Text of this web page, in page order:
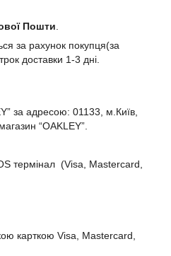
Пошти
за рахунок покупця(за
доставки 1-3 дні.
за адресою: 01133, м.Київ,
“OAKLEY”.
термінал (Visa, Mastercard,
карткою Visa, Mastercard,